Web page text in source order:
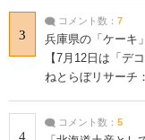
3
コメント数： 7
兵庫県の「ケーキ
【7月12日は「デ
ねとらぼリサーチ
4
コメント数： 5